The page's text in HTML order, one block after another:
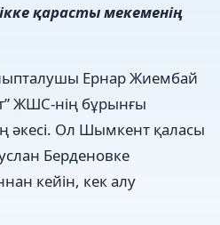
қарасты мекеменің
Ернар Жиембай
ЖШС-нің бұрынғы
әкесі. Ол Шымкент қаласы
Берденовке
кейін, кек алу